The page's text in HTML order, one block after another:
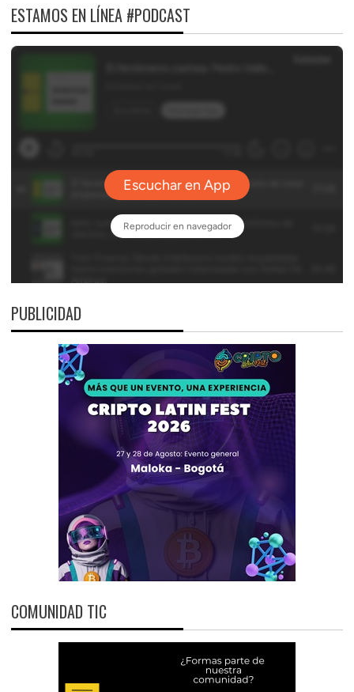
ESTAMOS EN LÍNEA #PODCAST
PUBLICIDAD
COMUNIDAD TIC